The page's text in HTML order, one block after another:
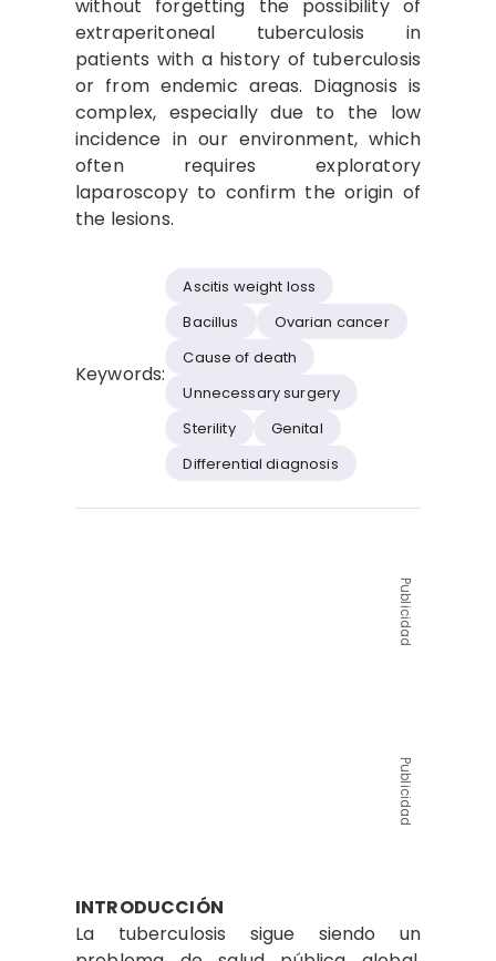
without forgetting the possibility of
extraperitoneal tuberculosis in
patients with a history of tuberculosis
or from endemic areas. Diagnosis is
complex, especially due to the low
incidence in our environment, which
often requires exploratory
laparoscopy to confirm the origin of
the lesions.
Keywords:
Ascitis weight loss
Bacillus
Ovarian cancer
Cause of death
Unnecessary surgery
Sterility
Genital
Differential diagnosis
Publicidad
Publicidad
INTRODUCCIÓN
La tuberculosis sigue siendo un